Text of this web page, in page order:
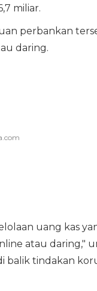
miliar.
perbankan
daring.
uang kas
atau daring,"
balik tindakan